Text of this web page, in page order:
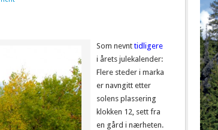
Som nevnttidligere
i årets julekalender:
Flere steder i marka
er navngitt etter
solens plassering
klokken 12, sett fra
en gård i nærheten.